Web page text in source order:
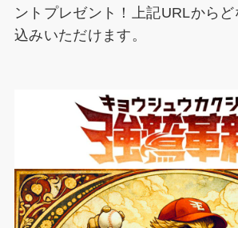
ントプレゼント！上記URLから
込みいただけます。